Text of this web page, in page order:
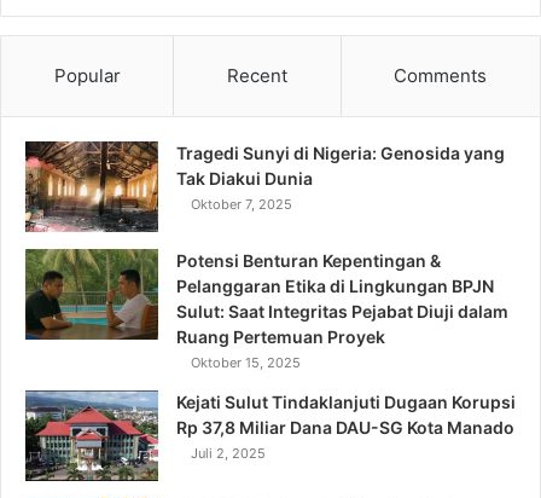
Popular Recent Comments
Tragedi Sunyi di Nigeria: Genosida yang
Tak Diakui Dunia
Oktober 7, 2025
Potensi Benturan Kepentingan &
Pelanggaran Etika di Lingkungan BPJN
Sulut: Saat Integritas Pejabat Diuji dalam
Ruang Pertemuan Proyek
Oktober 15, 2025
Kejati Sulut Tindaklanjuti Dugaan Korupsi
Rp 37,8 Miliar Dana DAU-SG Kota Manado
Juli 2, 2025